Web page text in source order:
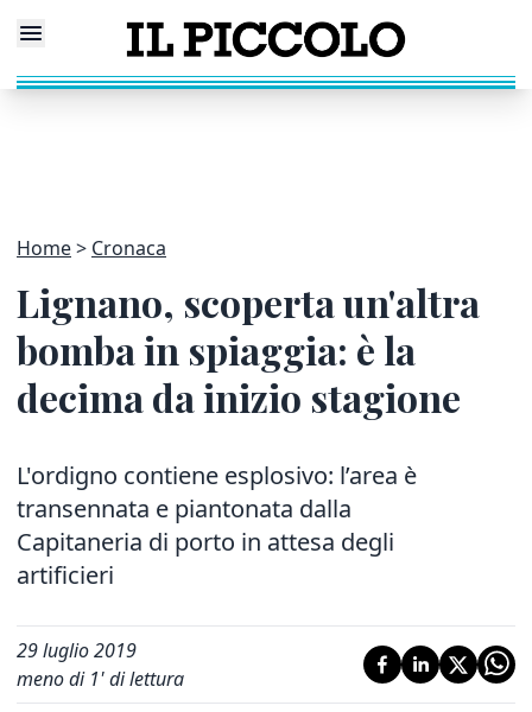
Home Cronaca
Lignano, scoperta un'altra
bomba in spiaggia: è la
decima da inizio stagione
L'ordigno contiene esplosivo: l’area è
transennata e piantonata dalla
Capitaneria di porto in attesa degli
artificieri
29 luglio 2019
meno di 1' di lettura